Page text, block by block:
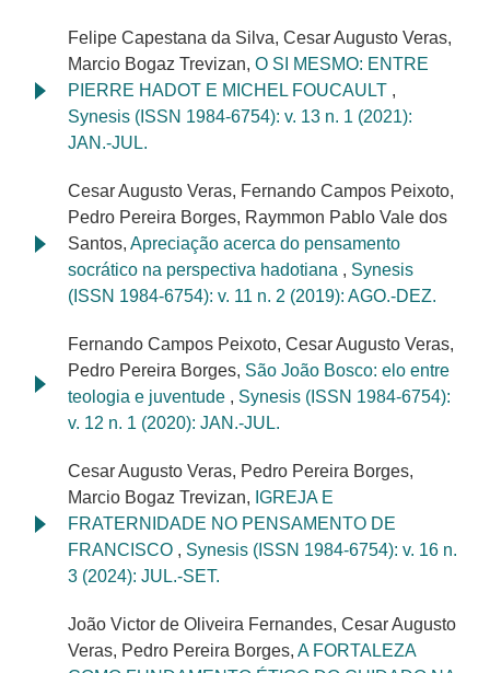
Felipe Capestana da Silva, Cesar Augusto Veras,
Marcio Bogaz Trevizan, O SI MESMO: ENTRE
PIERRE HADOT E MICHEL FOUCAULT ,
Synesis (ISSN 1984-6754): v. 13 n. 1 (2021):
JAN.-JUL.
Cesar Augusto Veras, Fernando Campos Peixoto,
Pedro Pereira Borges, Raymmon Pablo Vale dos
Santos, Apreciação acerca do pensamento
socrático na perspectiva hadotiana , Synesis
(ISSN 1984-6754): v. 11 n. 2 (2019): AGO.-DEZ.
Fernando Campos Peixoto, Cesar Augusto Veras,
Pedro Pereira Borges, São João Bosco: elo entre
teologia e juventude , Synesis (ISSN 1984-6754):
v. 12 n. 1 (2020): JAN.-JUL.
Cesar Augusto Veras, Pedro Pereira Borges,
Marcio Bogaz Trevizan, IGREJA E
FRATERNIDADE NO PENSAMENTO DE
FRANCISCO , Synesis (ISSN 1984-6754): v. 16 n.
3 (2024): JUL.-SET.
João Victor de Oliveira Fernandes, Cesar Augusto
Veras, Pedro Pereira Borges, A FORTALEZA